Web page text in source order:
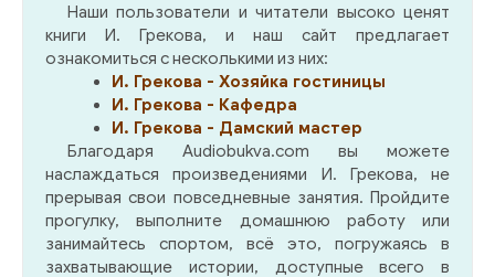
Наши пользователи и читатели высоко ценят
книги И. Грекова, и наш сайт предлагает
ознакомиться с несколькими из них:
И. Грекова - Хозяйка гостиницы
И. Грекова - Кафедра
И. Грекова - Дамский мастер
Благодаря Audiobukva.com вы можете
наслаждаться произведениями И. Грекова, не
прерывая свои повседневные занятия. Пройдите
прогулку, выполните домашнюю работу или
занимайтесь спортом, всё это, погружаясь в
захватывающие истории, доступные всего в